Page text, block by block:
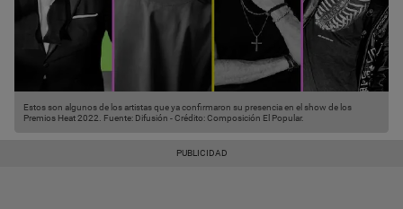
Estos son algunos de los artistas que ya confirmaron su presencia en el show de los
Premios Heat 2022. Fuente: Difusión -Crédito: Composición El Popular.